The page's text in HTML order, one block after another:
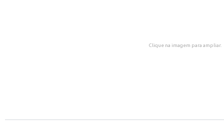
Clique na imagem para ampliar.